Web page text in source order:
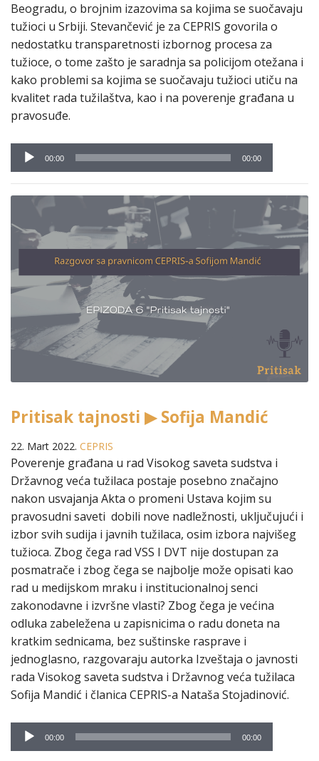
Beogradu, o brojnim izazovima sa kojima se suočavaju
tužioci u Srbiji. Stevančević je za CEPRIS govorila o
nedostatku transparetnosti izbornog procesa za
tužioce, o tome zašto je saradnja sa policijom otežana i
kako problemi sa kojima se suočavaju tužioci utiču na
kvalitet rada tužilaštva, kao i na poverenje građana u
pravosuđe.
Audio
Player
00:00 00:00
Pritisak tajnosti ▶ Sofija Mandić
22. Mart 2022. CEPRIS
Poverenje građana u rad Visokog saveta sudstva i
Državnog veća tužilaca postaje posebno značajno
nakon usvajanja Akta o promeni Ustava kojim su
pravosudni saveti dobili nove nadležnosti, uključujući i
izbor svih sudija i javnih tužilaca, osim izbora najvišeg
tužioca. Zbog čega rad VSS I DVT nije dostupan za
posmatrače i zbog čega se najbolje može opisati kao
rad u medijskom mraku i institucionalnoj senci
zakonodavne i izvršne vlasti? Zbog čega je većina
odluka zabeležena u zapisnicima o radu doneta na
kratkim sednicama, bez suštinske rasprave i
jednoglasno, razgovaraju autorka Izveštaja o javnosti
rada Visokog saveta sudstva i Državnog veća tužilaca
Sofija Mandić i članica CEPRIS-a Nataša Stojadinović.
Audio
Player
00:00 00:00